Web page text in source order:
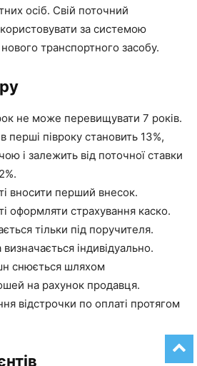
осіб. Свій поточний
за системою
транспортного засобу.
не може перевищувати 7 років.
перші півроку становить 13%,
і залежить від поточної ставки
вносити перший внесок.
оформляти страхування каско.
тільки під поручителя.
індивідуально.
снюється шляхом
на рахунок продавця.
відстрочки по оплаті протягом